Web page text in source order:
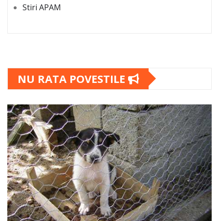
Stiri APAM
NU RATA POVESTILE